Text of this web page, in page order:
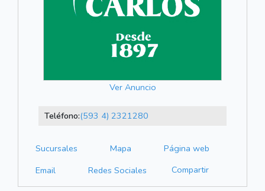
Ver Anuncio
Teléfono:(593 4) 2321280
Sucursales Mapa
Página web
Email
Redes Sociales Compartir